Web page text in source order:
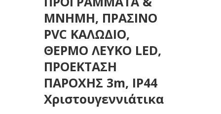
ΜΝΗΜΗ, ΠΡΑΣΙΝΟ
PVC ΚΑΛΩΔΙΟ,
ΘΕΡΜΟ ΛΕΥΚΟ LED,
ΠΡΟΕΚΤΑΣΗ
ΠΑΡΟΧΗΣ 3m, IP44
Χριστουγεννιάτικα